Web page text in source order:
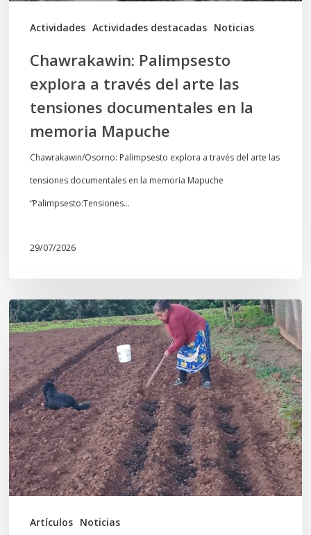
Actividades Actividades destacadas Noticias
documentales
memoria
Mapuche
Chawrakawin: Palimpsesto
explora a través del arte las
tensiones documentales en la
memoria Mapuche
Chawrakawin/Osorno: Palimpsesto explora a través del arte las
tensiones documentales en la memoria Mapuche
“Palimpsesto:Tensiones…
29/07/2026
Artículos Noticias
«La
privatización
de
las
semillas
constituye
una
violación
de